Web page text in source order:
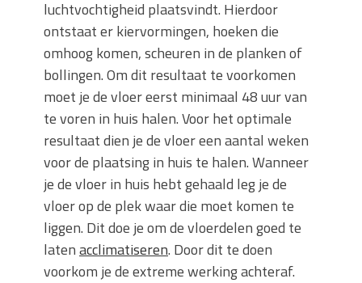
luchtvochtigheid plaatsvindt. Hierdoor
ontstaat er kiervormingen, hoeken die
omhoog komen, scheuren in de planken of
bollingen. Om dit resultaat te voorkomen
moet je de vloer eerst minimaal 48 uur van
te voren in huis halen. Voor het optimale
resultaat dien je de vloer een aantal weken
voor de plaatsing in huis te halen. Wanneer
je de vloer in huis hebt gehaald leg je de
vloer op de plek waar die moet komen te
liggen. Dit doe je om de vloerdelen goed te
latenacclimatiseren. Door dit te doen
voorkom je de extreme werking achteraf.